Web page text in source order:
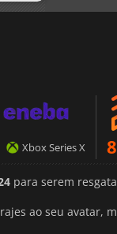
Xbox Series X
para serem
ao seu avatar,